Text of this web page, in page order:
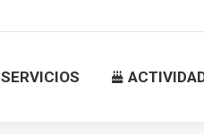
SERVICIOS